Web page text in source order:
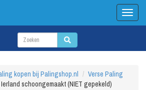
kopen bij Palingshop.nl
Verse Paling
schoongemaakt (NIET gepekeld)